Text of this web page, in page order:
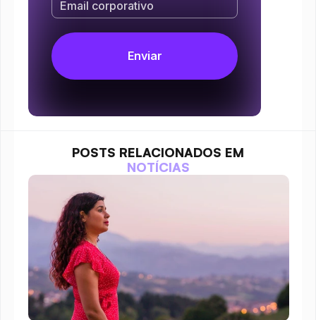
POSTS RELACIONADOS EM
NOTÍCIAS